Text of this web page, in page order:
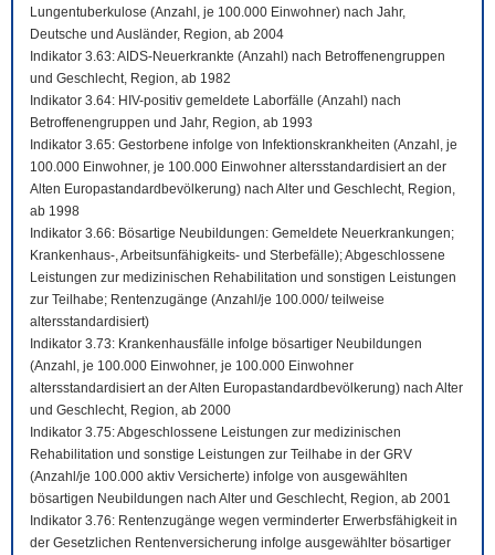
Lungentuberkulose (Anzahl, je 100.000 Einwohner) nach Jahr,
Deutsche und Ausländer, Region, ab 2004
Indikator 3.63: AIDS-Neuerkrankte (Anzahl) nach Betroffenengruppen
und Geschlecht, Region, ab 1982
Indikator 3.64: HIV-positiv gemeldete Laborfälle (Anzahl) nach
Betroffenengruppen und Jahr, Region, ab 1993
Indikator 3.65: Gestorbene infolge von Infektionskrankheiten (Anzahl, je
100.000 Einwohner, je 100.000 Einwohner altersstandardisiert an der
Alten Europastandardbevölkerung) nach Alter und Geschlecht, Region,
ab 1998
Indikator 3.66: Bösartige Neubildungen: Gemeldete Neuerkrankungen;
Krankenhaus-, Arbeitsunfähigkeits- und Sterbefälle); Abgeschlossene
Leistungen zur medizinischen Rehabilitation und sonstigen Leistungen
zur Teilhabe; Rentenzugänge (Anzahl/je 100.000/ teilweise
altersstandardisiert)
Indikator 3.73: Krankenhausfälle infolge bösartiger Neubildungen
(Anzahl, je 100.000 Einwohner, je 100.000 Einwohner
altersstandardisiert an der Alten Europastandardbevölkerung) nach Alter
und Geschlecht, Region, ab 2000
Indikator 3.75: Abgeschlossene Leistungen zur medizinischen
Rehabilitation und sonstige Leistungen zur Teilhabe in der GRV
(Anzahl/je 100.000 aktiv Versicherte) infolge von ausgewählten
bösartigen Neubildungen nach Alter und Geschlecht, Region, ab 2001
Indikator 3.76: Rentenzugänge wegen verminderter Erwerbsfähigkeit in
der Gesetzlichen Rentenversicherung infolge ausgewählter bösartiger